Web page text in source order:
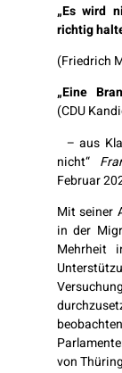
„Es wird
richtig
(Friedrich
„Eine
(CDU
–aus
nicht“
Februar
Mit seiner
in der
Mehrheit
von